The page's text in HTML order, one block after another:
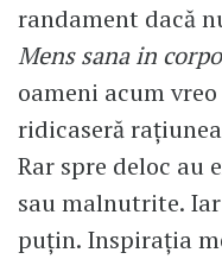
randament dacă
Mens sana in
oameni acum
ridicaseră
Rar spre deloc au
sau malnutrite.
puțin. Inspirația